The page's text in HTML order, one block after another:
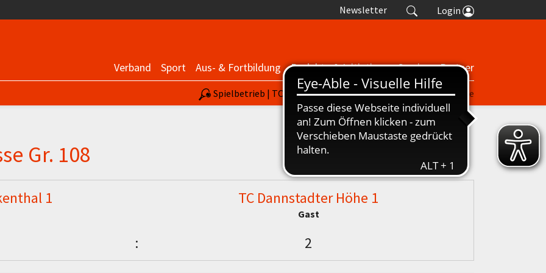
Newsletter Login
Verband Sport Aus- & Fortbildung Projekte & Initiativen Service Partner
Spielbetrieb | TORP nuScore Turniere Termine
Gr. 108
1 TC Dannstadter Höhe 1
Gast
: 2